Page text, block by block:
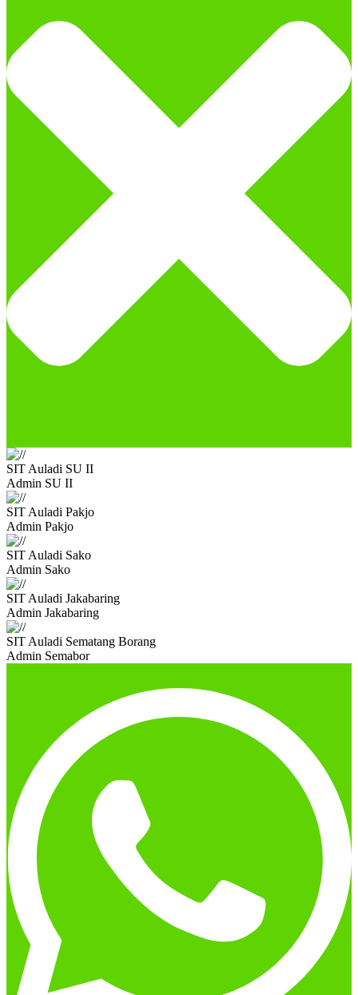
SIT Auladi SU II
Admin SU II
SIT Auladi Pakjo
Admin Pakjo
SIT Auladi Sako
Admin Sako
SIT Auladi Jakabaring
Admin Jakabaring
SIT Auladi Sematang Borang
Admin Semabor